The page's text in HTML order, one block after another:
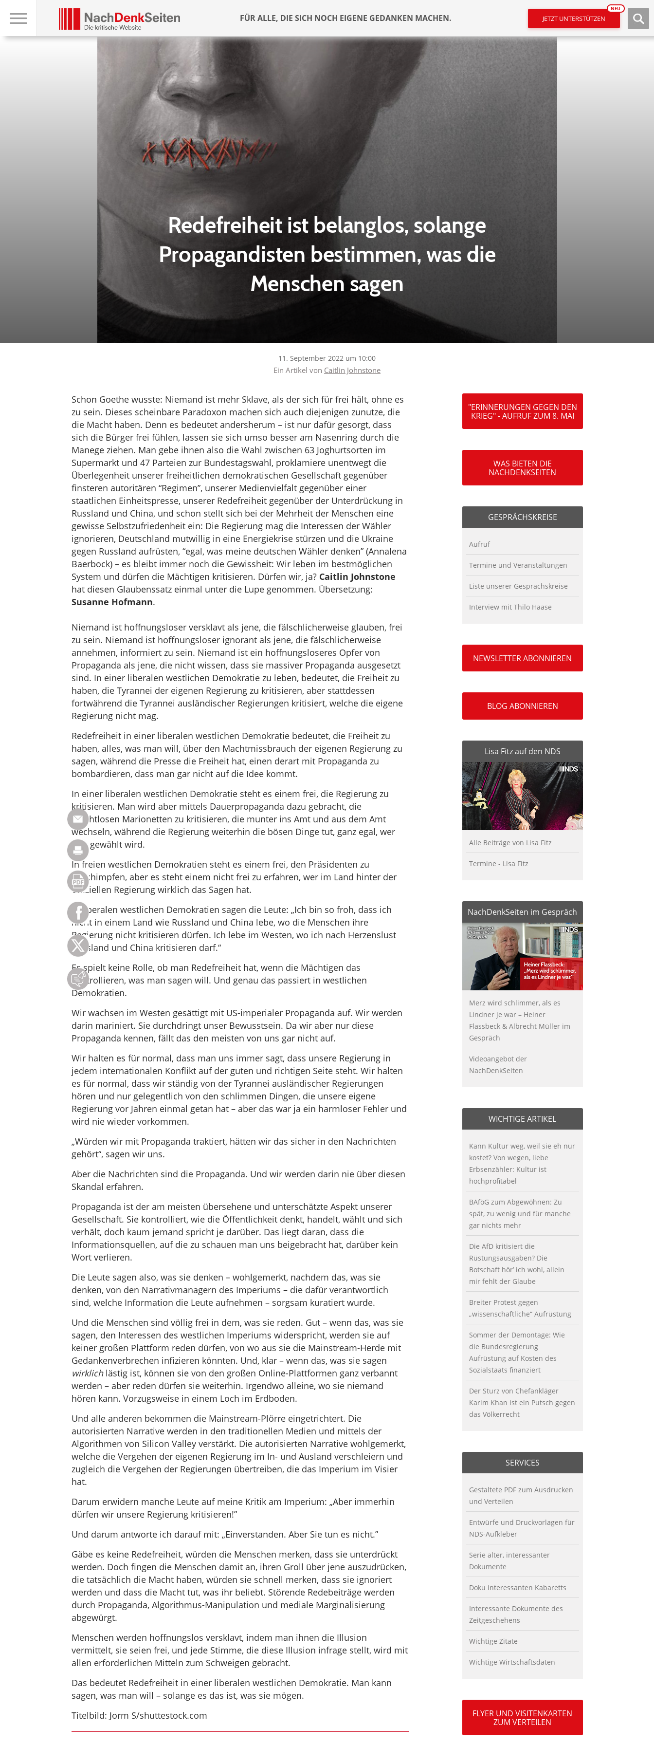
FÜR ALLE, DIE SICH NOCH EIGENE GEDANKEN MACHEN. JETZT UNTERSTÜTZEN
NEU
Redefreiheit ist belanglos, solange
Propagandisten bestimmen, was die
Menschen sagen
11. September 2022 um 10:00
Ein Artikel von Caitlin Johnstone
Schon Goethe wusste: Niemand ist mehr Sklave, als der sich für frei hält, ohne es
zu sein. Dieses scheinbare Paradoxon machen sich auch diejenigen zunutze, die
die Macht haben. Denn es bedeutet andersherum – ist nur dafür gesorgt, dass
sich die Bürger frei fühlen, lassen sie sich umso besser am Nasenring durch die
Manege ziehen. Man gebe ihnen also die Wahl zwischen 63 Joghurtsorten im
Supermarkt und 47 Parteien zur Bundestagswahl, proklamiere unentwegt die
Überlegenheit unserer freiheitlichen demokratischen Gesellschaft gegenüber
finsteren autoritären “Regimen”, unserer Medienvielfalt gegenüber einer
staatlichen Einheitspresse, unserer Redefreiheit gegenüber der Unterdrückung in
Russland und China, und schon stellt sich bei der Mehrheit der Menschen eine
gewisse Selbstzufriedenheit ein: Die Regierung mag die Interessen der Wähler
ignorieren, Deutschland mutwillig in eine Energiekrise stürzen und die Ukraine
gegen Russland aufrüsten, “egal, was meine deutschen Wähler denken” (Annalena
Baerbock) – es bleibt immer noch die Gewissheit: Wir leben im bestmöglichen
System und dürfen die Mächtigen kritisieren. Dürfen wir, ja? Caitlin Johnstone
hat diesen Glaubenssatz einmal unter die Lupe genommen. Übersetzung:
Susanne Hofmann.
Niemand ist hoffnungsloser versklavt als jene, die fälschlicherweise glauben, frei
zu sein. Niemand ist hoffnungsloser ignorant als jene, die fälschlicherweise
annehmen, informiert zu sein. Niemand ist ein hoffnungsloseres Opfer von
Propaganda als jene, die nicht wissen, dass sie massiver Propaganda ausgesetzt
sind. In einer liberalen westlichen Demokratie zu leben, bedeutet, die Freiheit zu
haben, die Tyrannei der eigenen Regierung zu kritisieren, aber stattdessen
fortwährend die Tyrannei ausländischer Regierungen kritisiert, welche die eigene
Regierung nicht mag.
Redefreiheit in einer liberalen westlichen Demokratie bedeutet, die Freiheit zu
haben, alles, was man will, über den Machtmissbrauch der eigenen Regierung zu
sagen, während die Presse die Freiheit hat, einen derart mit Propaganda zu
bombardieren, dass man gar nicht auf die Idee kommt.
In einer liberalen westlichen Demokratie steht es einem frei, die Regierung zu
kritisieren. Man wird aber mittels Dauerpropaganda dazu gebracht, die
machtlosen Marionetten zu kritisieren, die munter ins Amt und aus dem Amt
wechseln, während die Regierung weiterhin die bösen Dinge tut, ganz egal, wer
nun gewählt wird.
In freien westlichen Demokratien steht es einem frei, den Präsidenten zu
beschimpfen, aber es steht einem nicht frei zu erfahren, wer im Land hinter der
offiziellen Regierung wirklich das Sagen hat.
In liberalen westlichen Demokratien sagen die Leute: „Ich bin so froh, dass ich
nicht in einem Land wie Russland und China lebe, wo die Menschen ihre
Regierung nicht kritisieren dürfen. Ich lebe im Westen, wo ich nach Herzenslust
Russland und China kritisieren darf.“
Es spielt keine Rolle, ob man Redefreiheit hat, wenn die Mächtigen das
kontrollieren, was man sagen will. Und genau das passiert in westlichen
Demokratien.
Wir wachsen im Westen gesättigt mit US-imperialer Propaganda auf. Wir werden
darin mariniert. Sie durchdringt unser Bewusstsein. Da wir aber nur diese
Propaganda kennen, fällt das den meisten von uns gar nicht auf.
Wir halten es für normal, dass man uns immer sagt, dass unsere Regierung in
jedem internationalen Konflikt auf der guten und richtigen Seite steht. Wir halten
es für normal, dass wir ständig von der Tyrannei ausländischer Regierungen
hören und nur gelegentlich von den schlimmen Dingen, die unsere eigene
Regierung vor Jahren einmal getan hat – aber das war ja ein harmloser Fehler und
wird nie wieder vorkommen.
„Würden wir mit Propaganda traktiert, hätten wir das sicher in den Nachrichten
gehört“, sagen wir uns.
Aber die Nachrichten sind die Propaganda. Und wir werden darin nie über diesen
Skandal erfahren.
Propaganda ist der am meisten übersehene und unterschätzte Aspekt unserer
Gesellschaft. Sie kontrolliert, wie die Öffentlichkeit denkt, handelt, wählt und sich
verhält, doch kaum jemand spricht je darüber. Das liegt daran, dass die
Informationsquellen, auf die zu schauen man uns beigebracht hat, darüber kein
Wort verlieren.
Die Leute sagen also, was sie denken – wohlgemerkt, nachdem das, was sie
denken, von den Narrativmanagern des Imperiums – die dafür verantwortlich
sind, welche Information die Leute aufnehmen – sorgsam kuratiert wurde.
Und die Menschen sind völlig frei in dem, was sie reden. Gut – wenn das, was sie
sagen, den Interessen des westlichen Imperiums widerspricht, werden sie auf
keiner großen Plattform reden dürfen, von wo aus sie die Mainstream-Herde mit
Gedankenverbrechen infizieren könnten. Und, klar – wenn das, was sie sagen
wirklichlästig ist, können sie von den großen Online-Plattformen ganz verbannt
werden – aber reden dürfen sie weiterhin. Irgendwo alleine, wo sie niemand
hören kann. Vorzugsweise in einem Loch im Erdboden.
Und alle anderen bekommen die Mainstream-Plörre eingetrichtert. Die
autorisierten Narrative werden in den traditionellen Medien und mittels der
Algorithmen von Silicon Valley verstärkt. Die autorisierten Narrative wohlgemerkt,
welche die Vergehen der eigenen Regierung im In- und Ausland verschleiern und
zugleich die Vergehen der Regierungen übertreiben, die das Imperium im Visier
hat.
Darum erwidern manche Leute auf meine Kritik am Imperium: „Aber immerhin
dürfen wir unsere Regierung kritisieren!”
Und darum antworte ich darauf mit: „Einverstanden. Aber Sie tun es nicht.”
Gäbe es keine Redefreiheit, würden die Menschen merken, dass sie unterdrückt
werden. Doch fingen die Menschen damit an, ihren Groll über jene auszudrücken,
die tatsächlich die Macht haben, würden sie schnell merken, dass sie ignoriert
werden und dass die Macht tut, was ihr beliebt. Störende Redebeiträge werden
durch Propaganda, Algorithmus-Manipulation und mediale Marginalisierung
abgewürgt.
Menschen werden hoffnungslos versklavt, indem man ihnen die Illusion
vermittelt, sie seien frei, und jede Stimme, die diese Illusion infrage stellt, wird mit
allen erforderlichen Mitteln zum Schweigen gebracht.
Das bedeutet Redefreiheit in einer liberalen westlichen Demokratie. Man kann
sagen, was man will – solange es das ist, was sie mögen.
Titelbild: Jorm S/shuttestock.com
"ERINNERUNGEN GEGEN DEN
KRIEG" - AUFRUF ZUM 8. MAI
WAS BIETEN DIE
NACHDENKSEITEN
GESPRÄCHSKREISE
Aufruf
Termine und Veranstaltungen
Liste unserer Gesprächskreise
Interview mit Thilo Haase
NEWSLETTER ABONNIEREN
BLOG ABONNIEREN
Lisa Fitz auf den NDS
Alle Beiträge von Lisa Fitz
Termine - Lisa Fitz
NachDenkSeiten im Gespräch
Merz wird schlimmer, als es
Lindner je war – Heiner
Flassbeck & Albrecht Müller im
Gespräch
Videoangebot der
NachDenkSeiten
WICHTIGE ARTIKEL
Kann Kultur weg, weil sie eh nur
kostet? Von wegen, liebe
Erbsenzähler: Kultur ist
hochprofitabel
BAföG zum Abgewöhnen: Zu
spät, zu wenig und für manche
gar nichts mehr
Die AfD kritisiert die
Rüstungsausgaben? Die
Botschaft hör’ ich wohl, allein
mir fehlt der Glaube
Breiter Protest gegen
„wissenschaftliche“ Aufrüstung
Sommer der Demontage: Wie
die Bundesregierung
Aufrüstung auf Kosten des
Sozialstaats finanziert
Der Sturz von Chefankläger
Karim Khan ist ein Putsch gegen
das Völkerrecht
SERVICES
Gestaltete PDF zum Ausdrucken
und Verteilen
Entwürfe und Druckvorlagen für
NDS-Aufkleber
Serie alter, interessanter
Dokumente
Doku interessanten Kabaretts
Interessante Dokumente des
Zeitgeschehens
Wichtige Zitate
Wichtige Wirtschaftsdaten
FLYER UND VISITENKARTEN
ZUM VERTEILEN